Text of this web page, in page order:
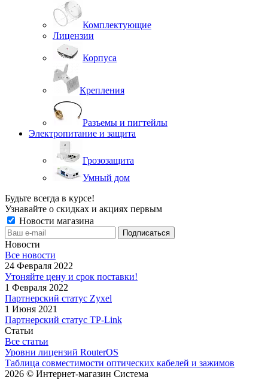
Комплектующие
Лицензии
Корпуса
Крепления
Разъемы и пигтейлы
Электропитание и защита
Грозозащита
Умный дом
Будьте всегда в курсе!
Узнавайте о скидках и акциях первым
Новости магазина
Новости
Все новости
24 Февраля 2022
Утоняйте цену и срок поставки!
1 Февраля 2022
Партнерский статус Zyxel
1 Июня 2021
Партнерский статус TP-Link
Статьи
Все статьи
Уровни лицензий RouterOS
Таблица совместимости оптических кабелей и зажимов
2026 © Интернет-магазин Система